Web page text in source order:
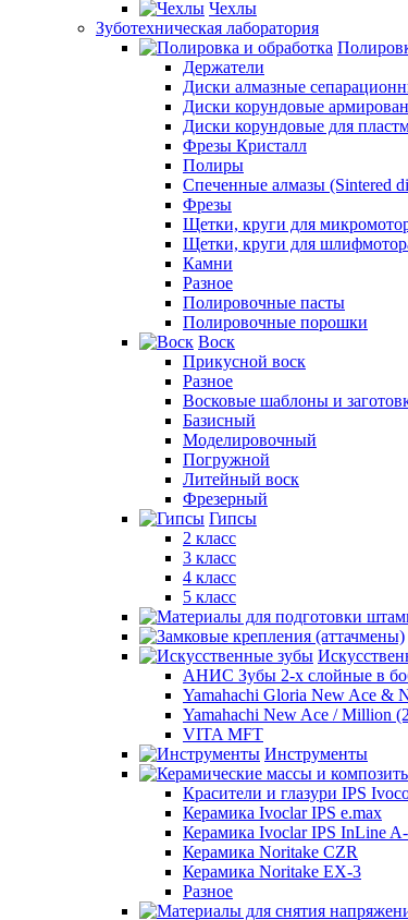
Чехлы
Зуботехническая лаборатория
Держатели
Диски алмазные
Диски корундовые
Диски корундовые для
Фрезы Кристалл
Полиры
Спеченные алмазы (Sintered
Фрезы
Щетки, круги для
Щетки, круги для
Камни
Разное
Полировочные пасты
Полировочные порошки
Воск
Прикусной воск
Разное
Восковые шаблоны и
Базисный
Моделировочный
Погружной
Литейный воск
Фрезерный
Гипсы
2 класс
3 класс
4 класс
5 класс
АНИС Зубы 2-х слойные в
Yamahachi Gloria New Ace &
Yamahachi New Ace / Million
VITA MFT
Инструменты
Красители и глазури IPS
Керамика Ivoclar IPS e.max
Керамика Ivoclar IPS InLine
Керамика Noritake CZR
Керамика Noritake EX-3
Разное